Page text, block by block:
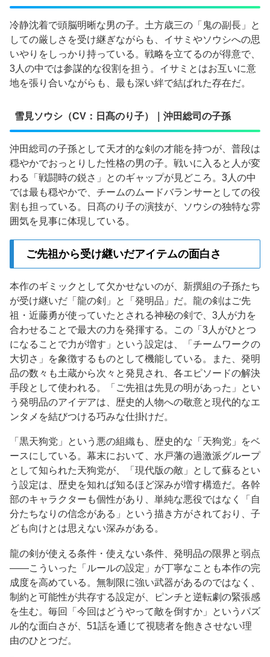
冷静沈着で頭脳明晰な男の子。土方歳三の「鬼の副長」と
しての厳しさを受け継ぎながらも、イサミやソウシへの思
いやりをしっかり持っている。戦略を立てるのが得意で、
3人の中では参謀的な役割を担う。イサミとはお互いに意
地を張り合いながらも、最も深い絆で結ばれた存在だ。
雪見ソウシ（CV：日髙のり子）｜沖田総司の子孫
沖田総司の子孫として天才的な剣の才能を持つが、普段は
穏やかでおっとりした性格の男の子。戦いに入ると人が変
わる「戦闘時の鋭さ」とのギャップが見どころ。3人の中
では最も穏やかで、チームのムードバランサーとしての役
割も担っている。日髙のり子の演技が、ソウシの独特な雰
囲気を見事に体現している。
ご先祖から受け継いだアイテムの面白さ
本作のギミックとして欠かせないのが、新撰組の子孫たち
が受け継いだ「龍の剣」と「発明品」だ。龍の剣はご先
祖・近藤勇が使っていたとされる神秘の剣で、3人が力を
合わせることで最大の力を発揮する。この「3人がひとつ
になることで力が増す」という設定は、「チームワークの
大切さ」を象徴するものとして機能している。また、発明
品の数々も土蔵から次々と発見され、各エピソードの解決
手段として使われる。「ご先祖は先見の明があった」とい
う発明品のアイデアは、歴史的人物への敬意と現代的なエ
ンタメを結びつける巧みな仕掛けだ。
「黒天狗党」という悪の組織も、歴史的な「天狗党」をベ
ースにしている。幕末において、水戸藩の過激派グループ
として知られた天狗党が、「現代版の敵」として蘇るとい
う設定は、歴史を知れば知るほど深みが増す構造だ。各幹
部のキャラクターも個性があり、単純な悪役ではなく「自
分たちなりの信念がある」という描き方がされており、子
ども向けとは思えない深みがある。
龍の剣が使える条件・使えない条件、発明品の限界と弱点
——こういった「ルールの設定」が丁寧なことも本作の完
成度を高めている。無制限に強い武器があるのではなく、
制約と可能性が共存する設定が、ピンチと逆転劇の緊張感
を生む。毎回「今回はどうやって敵を倒すか」というパズ
ル的な面白さが、51話を通じて視聴者を飽きさせない理
由のひとつだ。